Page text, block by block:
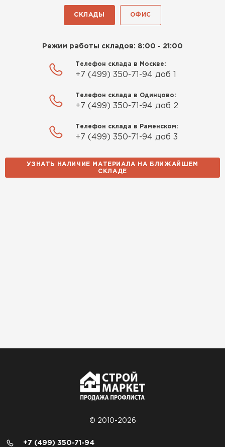
СКЛАДЫ ОФИС
Режим работы складов: 8:00 - 21:00
Телефон склада в Москве:
+7 (499) 350-71-94 доб 1
Телефон склада в Одинцово:
+7 (499) 350-71-94 доб 2
Телефон склада в Раменском:
+7 (499) 350-71-94 доб 3
УЗНАТЬ НАЛИЧИЕ МАТЕРИАЛА НА БЛИЖАЙШЕМ
СКЛАДЕ
© 2010-2026
+7 (499) 350-71-94